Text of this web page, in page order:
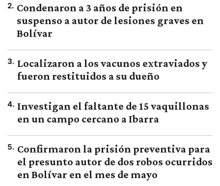
2. Condenaron a 3 años de prisión en
suspenso a autor de lesiones graves en
Bolívar
3. Localizaron a los vacunos extraviados y
fueron restituidos a su dueño
4. Investigan el faltante de 15 vaquillonas
en un campo cercano a Ibarra
5. Confirmaron la prisión preventiva para
el presunto autor de dos robos ocurridos
en Bolívar en el mes de mayo